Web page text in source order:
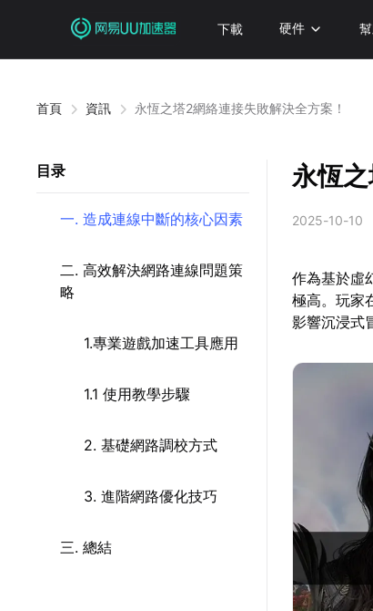
下載 硬件
首頁 資訊 永恆之塔2網絡連接失敗解決全方案！
目录
一. 造成連線中斷的核心因素
二. 高效解決網路連線問題策
略
1.專業遊戲加速工具應用
1.1 使用教學步驟
2. 基礎網路調校方式
3. 進階網路優化技巧
三. 總結
永恆
2025-10-10
作為基於虛
極高。玩家
影響沉浸式